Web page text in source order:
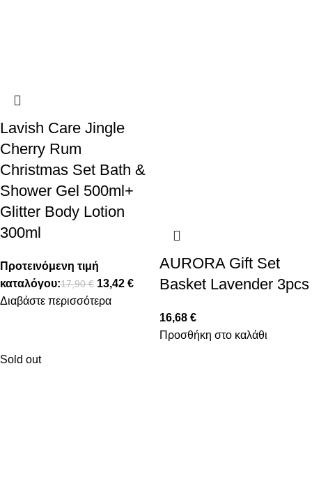
Lavish Care Jingle
Cherry Rum
Christmas Set Bath &
Shower Gel 500ml+
Glitter Body Lotion
300ml
Προτεινόμενη τιμή
καταλόγου:17,90€ 13,42 €
Διαβάστε περισσότερα
AURORA Gift Set
Basket Lavender 3pcs
16,68 €
Προσθήκη στο καλάθι
Sold out